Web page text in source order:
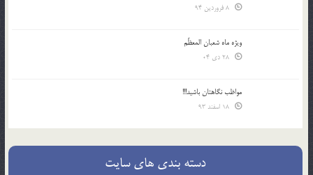
ویژه ماه شعبان المعظّم
مواظب نگاهتان باشید!!!
دسته بندی های سایت